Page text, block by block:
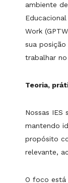
ambiente
Work
sua
trabalhar no
Teoria,
Nossas IES
mantendo
propósito
relevante,
O foco está